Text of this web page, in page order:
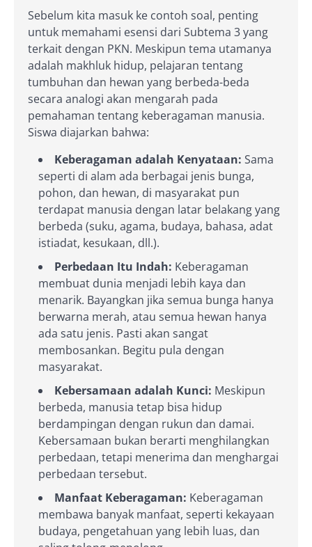
Sebelum kita masuk ke contoh soal, penting
untuk memahami esensi dari Subtema 3 yang
terkait dengan PKN. Meskipun tema utamanya
adalah makhluk hidup, pelajaran tentang
tumbuhan dan hewan yang berbeda-beda
secara analogi akan mengarah pada
pemahaman tentang keberagaman manusia.
Siswa diajarkan bahwa:
Keberagaman adalah Kenyataan: Sama
seperti di alam ada berbagai jenis bunga,
pohon, dan hewan, di masyarakat pun
terdapat manusia dengan latar belakang yang
berbeda (suku, agama, budaya, bahasa, adat
istiadat, kesukaan, dll.).
Perbedaan Itu Indah: Keberagaman
membuat dunia menjadi lebih kaya dan
menarik. Bayangkan jika semua bunga hanya
berwarna merah, atau semua hewan hanya
ada satu jenis. Pasti akan sangat
membosankan. Begitu pula dengan
masyarakat.
Kebersamaan adalah Kunci: Meskipun
berbeda, manusia tetap bisa hidup
berdampingan dengan rukun dan damai.
Kebersamaan bukan berarti menghilangkan
perbedaan, tetapi menerima dan menghargai
perbedaan tersebut.
Manfaat Keberagaman: Keberagaman
membawa banyak manfaat, seperti kekayaan
budaya, pengetahuan yang lebih luas, dan